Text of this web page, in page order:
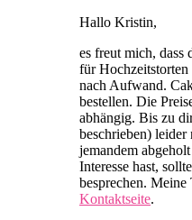
Hallo Kristin,
es freut mich, dass
für Hochzeitstorten
nach Aufwand.
bestellen. Die
abhängig. Bis zu
beschrieben)
jemandem
Interesse hast,
besprechen.
Kontaktseite.